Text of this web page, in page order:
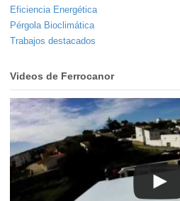
Eficiencia Energética
Pérgola Bioclimática
Trabajos destacados
Videos de Ferrocanor